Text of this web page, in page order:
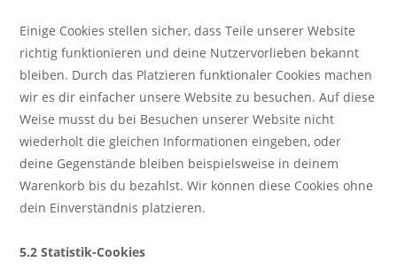
Einige Cookies stellen sicher, dass Teile unserer Website
richtig funktionieren und deine Nutzervorlieben bekannt
bleiben. Durch das Platzieren funktionaler Cookies machen
wir es dir einfacher unsere Website zu besuchen. Auf diese
Weise musst du bei Besuchen unserer Website nicht
wiederholt die gleichen Informationen eingeben, oder
deine Gegenstände bleiben beispielsweise in deinem
Warenkorb bis du bezahlst. Wir können diese Cookies ohne
dein Einverständnis platzieren.
5.2 Statistik-Cookies